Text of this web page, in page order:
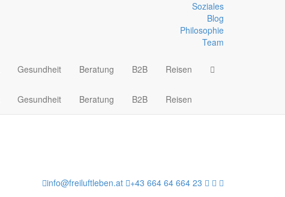
Soziales
Blog
Philosophie
Team
Gesundheit Beratung B2B Reisen
Gesundheit Beratung B2B Reisen
info@freiluftleben.at
+43 664 64 664 23